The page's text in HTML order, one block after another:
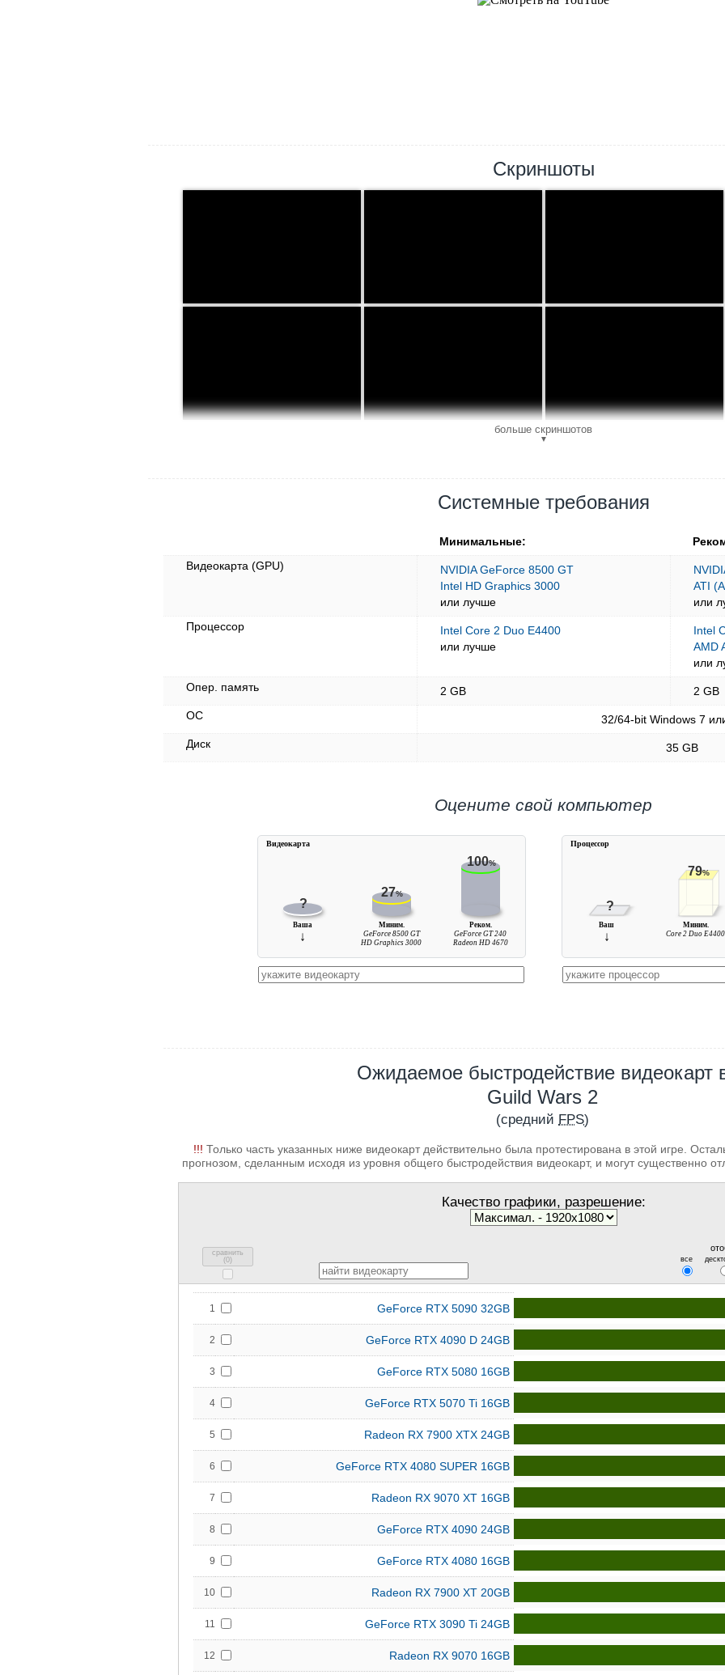
Скриншоты
больше скриншотов
▼
Системные требования
Минимальные:
Видеокарта (GPU)
NVIDIA GeForce 8500 GT
Intel HD Graphics 3000
или лучше
ATI
или
Процессор
Intel Core 2 Duo E4400
или лучше
Intel
AMD
или
Опер. память
2 GB
2 GB
ОС
32/64-bit Windows 7
Диск
35 GB
Оцените свой компьютер
?
27%
100%
Ваша
↓
Миним.
GeForce 8500 GT
HD Graphics 3000
Реком.
GeForce GT 240
Radeon HD 4670
Видеокарта
?
79%
Ваш
↓
Миним.
Core 2 Duo E4400
Процессор
Ожидаемое быстродействие видеокарт
Guild Wars 2
(средний FPS)
!!! Только часть указанных ниже видеокарт действительно была протестирована в этой игре.
прогнозом, сделанным исходя из уровня общего быстродействия видеокарт, и могут существенно
Качество графики, разрешение:
сравнить
(0) все
1 GeForce RTX 5090 32GB
2 GeForce RTX 4090 D 24GB
3 GeForce RTX 5080 16GB
4 GeForce RTX 5070 Ti 16GB
5 Radeon RX 7900 XTX 24GB
6 GeForce RTX 4080 SUPER 16GB
7 Radeon RX 9070 XT 16GB
8 GeForce RTX 4090 24GB
9 GeForce RTX 4080 16GB
10 Radeon RX 7900 XT 20GB
11 GeForce RTX 3090 Ti 24GB
12 Radeon RX 9070 16GB